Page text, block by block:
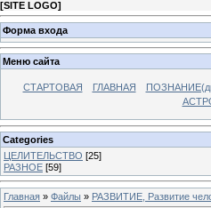
[SITE LOGO]
Форма входа
Меню сайта
СТАРТОВАЯ ГЛАВНАЯ
Categories
ЦЕЛИТЕЛЬСТВО [25]
РАЗНОЕ [59]
Главная » Файлы » РАЗВИТИЕ, Развитие